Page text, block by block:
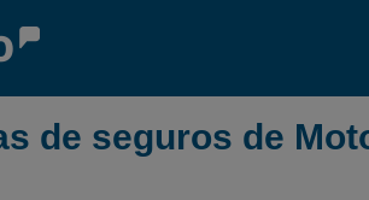
de seguros de